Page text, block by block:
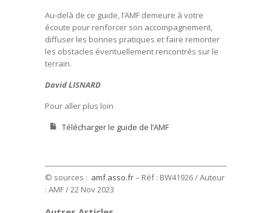
Au-delà de ce guide, l’AMF demeure à votre
écoute pour renforcer son accompagnement,
diffuser les bonnes pratiques et faire remonter
les obstacles éventuellement rencontrés sur le
terrain.
David LISNARD
Pour aller plus loin
Télécharger le guide de l’AMF
© sources : amf.asso.fr– Réf : BW41926 / Auteur
: AMF/ 22 Nov 2023